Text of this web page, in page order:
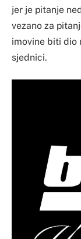
jer je pitanje
vezano za
imovine biti dio
sjednici.